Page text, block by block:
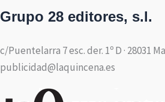
Grupo 28 editores, s.l.
c/Puentelarra 7 esc. der. 1º D · 28031
publicidad@laquincena.es